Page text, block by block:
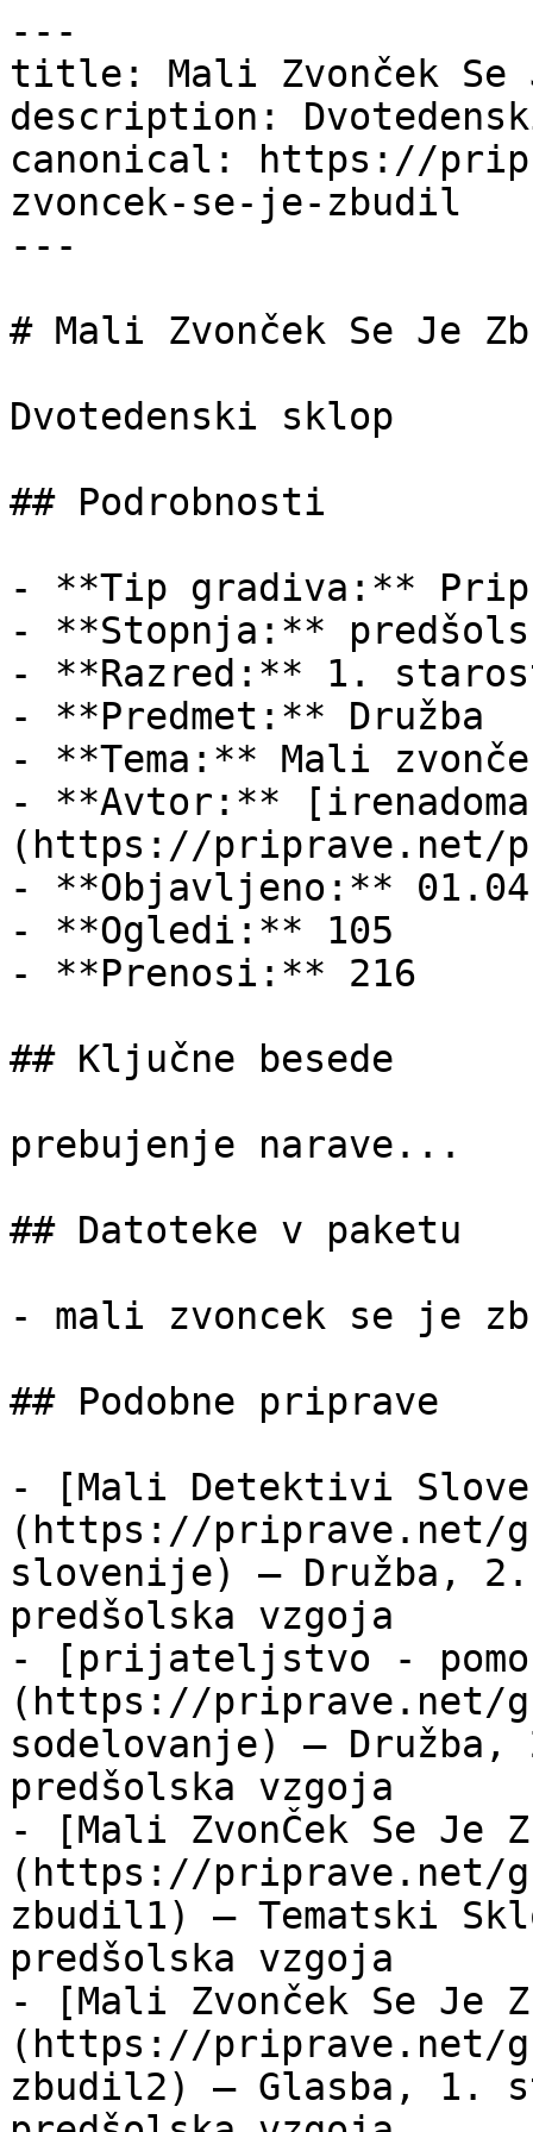
---
title: Mali Zvonček
description:
canonical: https://
zvoncek-se-je-zbudil
---
# Mali Zvonček Se Je
Dvotedenski sklop
## Podrobnosti
- **Tip gradiva:**
- **Stopnja:**
- **Razred:** 1.
- **Predmet:** Družba
- **Tema:** Mali
- **Avtor:**
(https://priprave.net/
- **Objavljeno:**
- **Ogledi:** 105
- **Prenosi:** 216
## Ključne besede
prebujenje narave...
## Datoteke v paketu
- mali zvoncek se je
## Podobne priprave
- [Mali Detektivi
(https://priprave.net/
slovenije) — Družba,
predšolska vzgoja
- [prijateljstvo -
(https://priprave.net/
sodelovanje) —
predšolska vzgoja
- [Mali ZvonČek Se Je
(https://priprave.net/
zbudil1) — Tematski
predšolska vzgoja
- [Mali Zvonček Se Je
(https://priprave.net/
zbudil2) — Glasba, 1.